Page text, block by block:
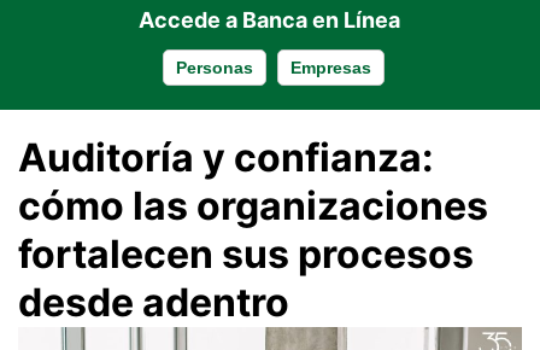
Accede a Banca en Línea
Personas Empresas
Auditoría
y
confianza:
Auditoría y confianza:
cómo las organizaciones
fortalecen sus procesos
desde adentro